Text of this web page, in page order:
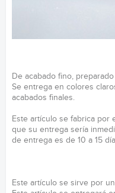
De acabado fino,
Se entrega en colores
acabados finales.
Este artículo se fabrica por
que su entrega sería
de entrega es de 10 a 15
Este artículo se sirve por